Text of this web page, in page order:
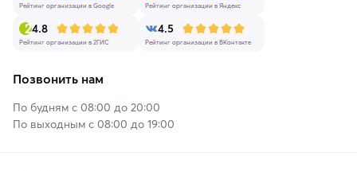
Рейтинг организации в Google Рейтинг организации в Яндекс
4.8
Рейтинг организации в 2ГИС
4.5
Рейтинг организации в ВКонтакте
Позвонить нам
По будням с 08:00 до 20:00
По выходным с 08:00 до 19:00